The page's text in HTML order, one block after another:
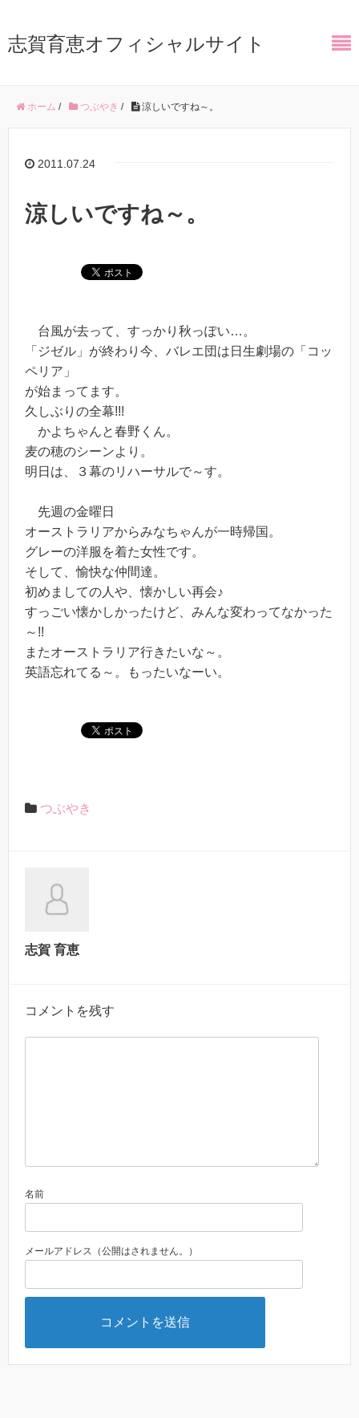
志賀育恵オフィシャルサイト
ホーム / つぶやき / 涼しいですね～。
2011.07.24
涼しいですね～。
台風が去って、すっかり秋っぽい…。
「ジゼル」が終わり今、バレエ団は日生劇場の「コッ
ペリア」
が始まってます。
久しぶりの全幕!!!
かよちゃんと春野くん。
麦の穂のシーンより。
明日は、３幕のリハーサルで～す。
先週の金曜日
オーストラリアからみなちゃんが一時帰国。
グレーの洋服を着た女性です。
そして、愉快な仲間達。
初めましての人や、懐かしい再会♪
すっごい懐かしかったけど、みんな変わってなかった
～!!
またオーストラリア行きたいな～。
英語忘れてる～。もったいなーい。
つぶやき
志賀 育恵
コメントを残す
名前
メールアドレス（公開はされません。）